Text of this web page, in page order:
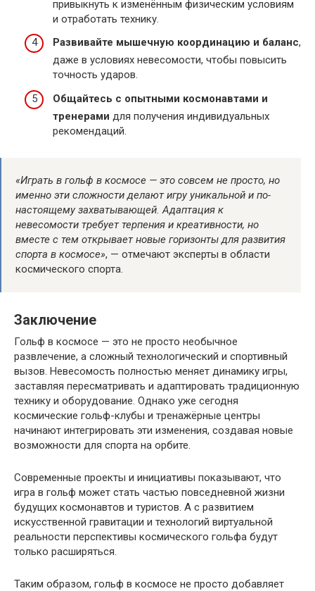
привыкнуть к изменённым физическим условиям
и отработать технику.
Развивайте мышечную координацию и баланс,
даже в условиях невесомости, чтобы повысить
точность ударов.
Общайтесь с опытными космонавтами и
тренерами для получения индивидуальных
рекомендаций.
«Играть в гольф в космосе — это совсем не просто, но
именно эти сложности делают игру уникальной и по-
настоящему захватывающей. Адаптация к
невесомости требует терпения и креативности, но
вместе с тем открывает новые горизонты для развития
спорта в космосе», — отмечают эксперты в области
космического спорта.
Заключение
Гольф в космосе — это не просто необычное
развлечение, а сложный технологический и спортивный
вызов. Невесомость полностью меняет динамику игры,
заставляя пересматривать и адаптировать традиционную
технику и оборудование. Однако уже сегодня
космические гольф-клубы и тренажёрные центры
начинают интегрировать эти изменения, создавая новые
возможности для спорта на орбите.
Современные проекты и инициативы показывают, что
игра в гольф может стать частью повседневной жизни
будущих космонавтов и туристов. А с развитием
искусственной гравитации и технологий виртуальной
реальности перспективы космического гольфа будут
только расширяться.
Таким образом, гольф в космосе не просто добавляет